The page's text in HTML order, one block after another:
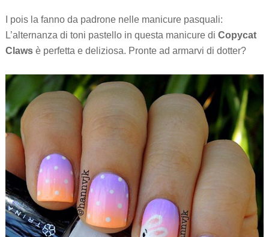
I pois la fanno da padrone nelle manicure pasquali:
L’alternanza di toni pastello in questa manicure di Copycat
Clawsè perfetta e deliziosa. Pronte ad armarvi di dotter?